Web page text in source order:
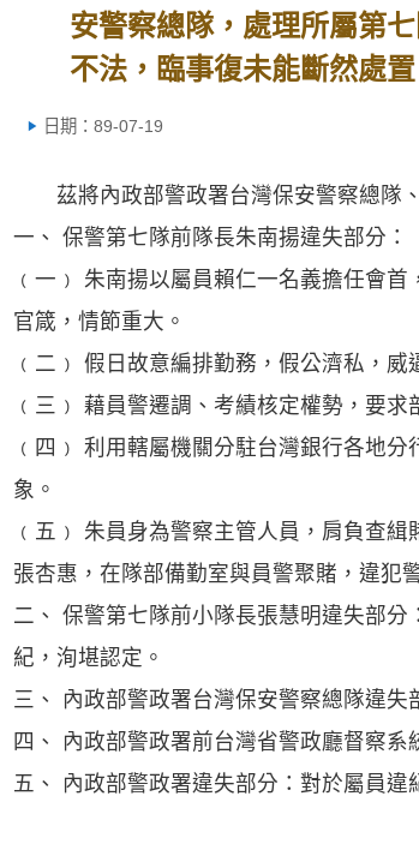
安警察總隊，處理所屬第
不法，臨事復未能斷然處
日期：89-07-19
茲將內政部警政署台灣保安警察總隊、
一、 保警第七隊前隊長朱南揚違失部分：
﹙一﹚ 朱南揚以屬員賴仁一名義擔任會
官箴，情節重大。
﹙二﹚ 假日故意編排勤務，假公濟私，威
﹙三﹚ 藉員警遷調、考績核定權勢，要
﹙四﹚ 利用轄屬機關分駐台灣銀行各地
象。
﹙五﹚ 朱員身為警察主管人員，肩負查
張杏惠，在隊部備勤室與員警聚賭，違犯
二、 保警第七隊前小隊長張慧明違失部
紀，洵堪認定。
三、 內政部警政署台灣保安警察總隊違
四、 內政部警政署前台灣省警政廳督察
五、 內政部警政署違失部分：對於屬員